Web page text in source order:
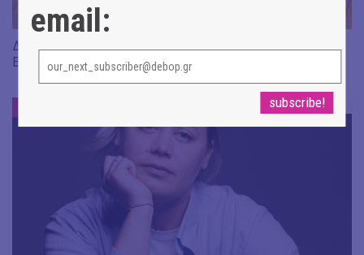
Διαβάσαμε: «Η πηγή των δακρύων» του Jean-Paul Dubois ||
Εκδ. Δώμα
email: